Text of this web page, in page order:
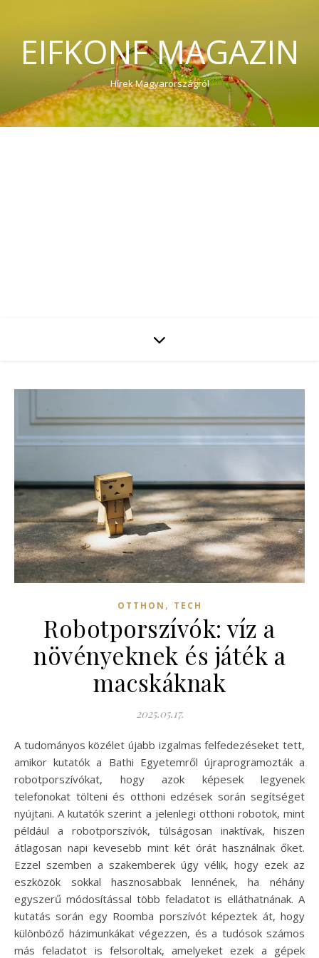
EIFKONF MAGAZIN
Hírek Magyarországról
OTTHON , TECH
Robotporszívók: víz a
növényeknek és játék a
macskáknak
2025.05.17.
A tudományos közélet újabb izgalmas felfedezéseket tett,
amikor kutatók a Bathi Egyetemről újraprogramozták a
robotporszívókat, hogy azok képesek legyenek
telefonokat tölteni és otthoni edzések során segítséget
nyújtani. A kutatók szerint a jelenlegi otthoni robotok, mint
például a robotporszívók, túlságosan inaktívak, hiszen
átlagosan napi kevesebb mint két órát használnak őket.
Ezzel szemben a szakemberek úgy vélik, hogy ezek az
eszközök sokkal hasznosabbak lennének, ha néhány
egyszerű módosítással több feladatot is elláthatnának. A
kutatás során egy Roomba porszívót képeztek át, hogy
különböző házimunkákat végezzen, és a tudósok számos
más feladatot is felsoroltak, amelyeket ezek a gépek